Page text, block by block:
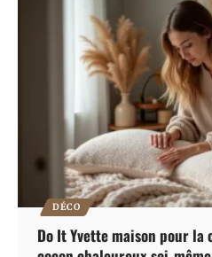
DÉCO
Do It Yvette maison pour